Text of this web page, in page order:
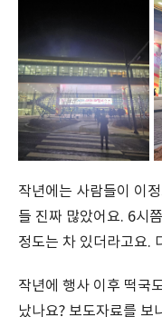
작년에는 사람들이 이
들 진짜 많았어요. 6시
정도는 차 있더라고요.
작년에 행사 이후 떡국
났나요? 보도자료를 보